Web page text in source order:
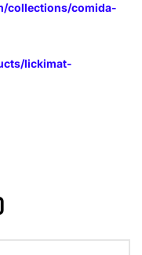
collections/comida-
lickimat-